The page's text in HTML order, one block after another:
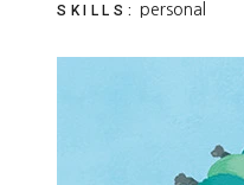
SKILLS : personal